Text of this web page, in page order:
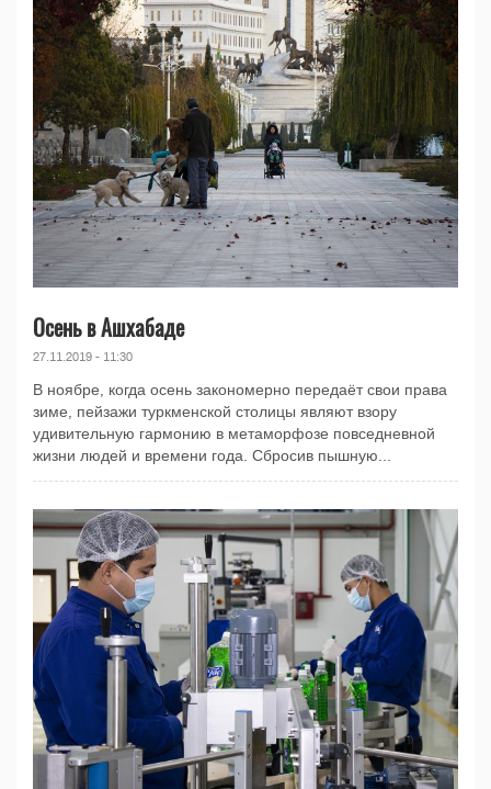
Осень в Ашхабаде
27.11.2019 - 11:30
В ноябре, когда осень закономерно передаёт свои права
зиме, пейзажи туркменской столицы являют взору
удивительную гармонию в метаморфозе повседневной
жизни людей и времени года. Сбросив пышную...